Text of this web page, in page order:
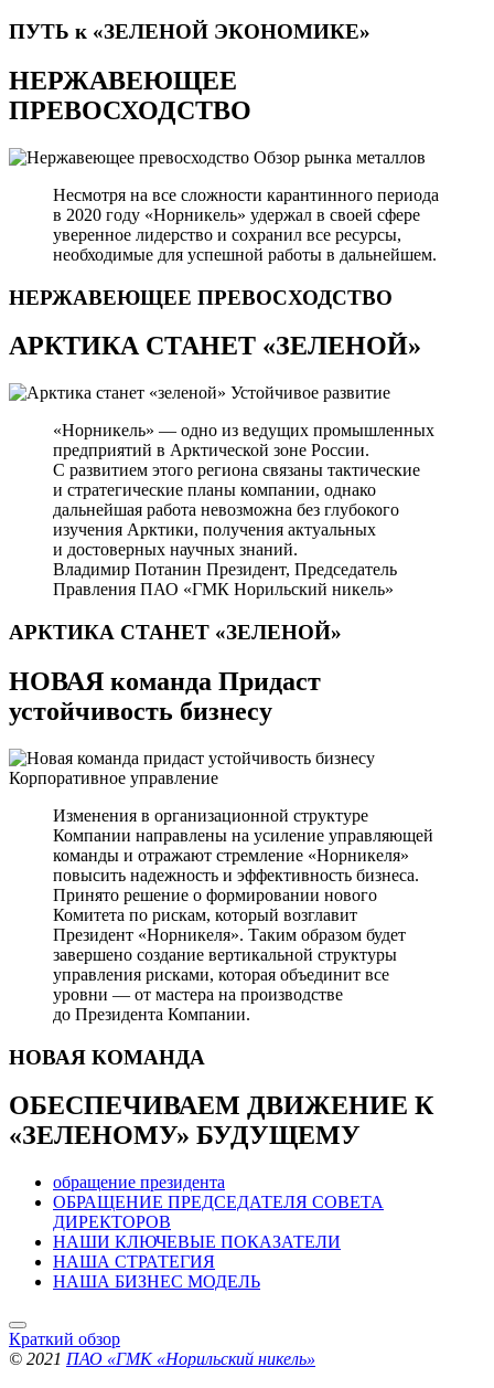
ПУТЬ к «ЗЕЛЕНОЙ ЭКОНОМИКЕ»
НЕРЖАВЕЮЩЕЕ
ПРЕВОСХОДСТВО
Обзор рынка металлов
Несмотря на все сложности карантинного периода
в 2020 году «Норникель» удержал в своей сфере
уверенное лидерство и сохранил все ресурсы,
необходимые для успешной работы в дальнейшем.
НЕРЖАВЕЮЩЕЕ ПРЕВОСХОДСТВО
АРКТИКА СТАНЕТ «ЗЕЛЕНОЙ»
Устойчивое развитие
«Норникель» — одно из ведущих промышленных
предприятий в Арктической зоне России.
С развитием этого региона связаны тактические
и стратегические планы компании, однако
дальнейшая работа невозможна без глубокого
изучения Арктики, получения актуальных
и достоверных научных знаний.
Владимир Потанин Президент, Председатель
Правления ПАО «ГМК Норильский никель»
АРКТИКА СТАНЕТ «ЗЕЛЕНОЙ»
НОВАЯ команда Придаст
устойчивость бизнесу
Корпоративное управление
Изменения в организационной структуре
Компании направлены на усиление управляющей
команды и отражают стремление «Норникеля»
повысить надежность и эффективность бизнеса.
Принято решение о формировании нового
Комитета по рискам, который возглавит
Президент «Норникеля». Таким образом будет
завершено создание вертикальной структуры
управления рисками, которая объединит все
уровни — от мастера на производстве
до Президента Компании.
НОВАЯ КОМАНДА
ОБЕСПЕЧИВАЕМ ДВИЖЕНИЕ К
«ЗЕЛЕНОМУ» БУДУЩЕМУ
обращение президента
ОБРАЩЕНИЕ ПРЕДСЕДАТЕЛЯ СОВЕТА
ДИРЕКТОРОВ
НАШИ КЛЮЧЕВЫЕ ПОКАЗАТЕЛИ
НАША СТРАТЕГИЯ
НАША БИЗНЕС МОДЕЛЬ
Краткий обзор
© 2021 ПАО «ГМК «Норильский никель»